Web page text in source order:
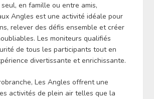
en famille ou entre amis,
Angles est une activité idéale pour
relever des défis ensemble et créer
Les moniteurs qualifiés
de tous les participants tout en
divertissante et enrichissante.
Les Angles offrent une
activités de plein air telles que la